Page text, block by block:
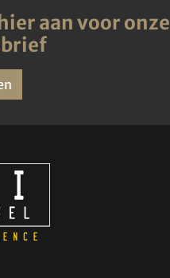
aan voor onze